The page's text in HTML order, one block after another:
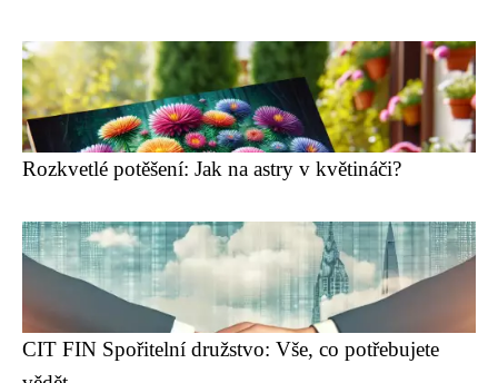
Rozkvetlé potěšení: Jak na astry v květináči?
CIT FIN Spořitelní družstvo: Vše, co potřebujete